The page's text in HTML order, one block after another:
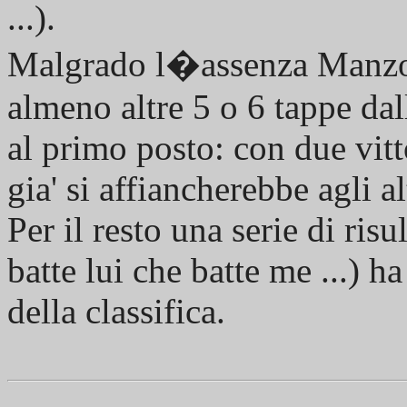
...).
Malgrado l�assenza
almeno altre 5 o 6 tappe
al primo posto: con due
gia' si affiancherebbe agli
Per il resto una serie di
batte lui che batte me ...)
della classifica.